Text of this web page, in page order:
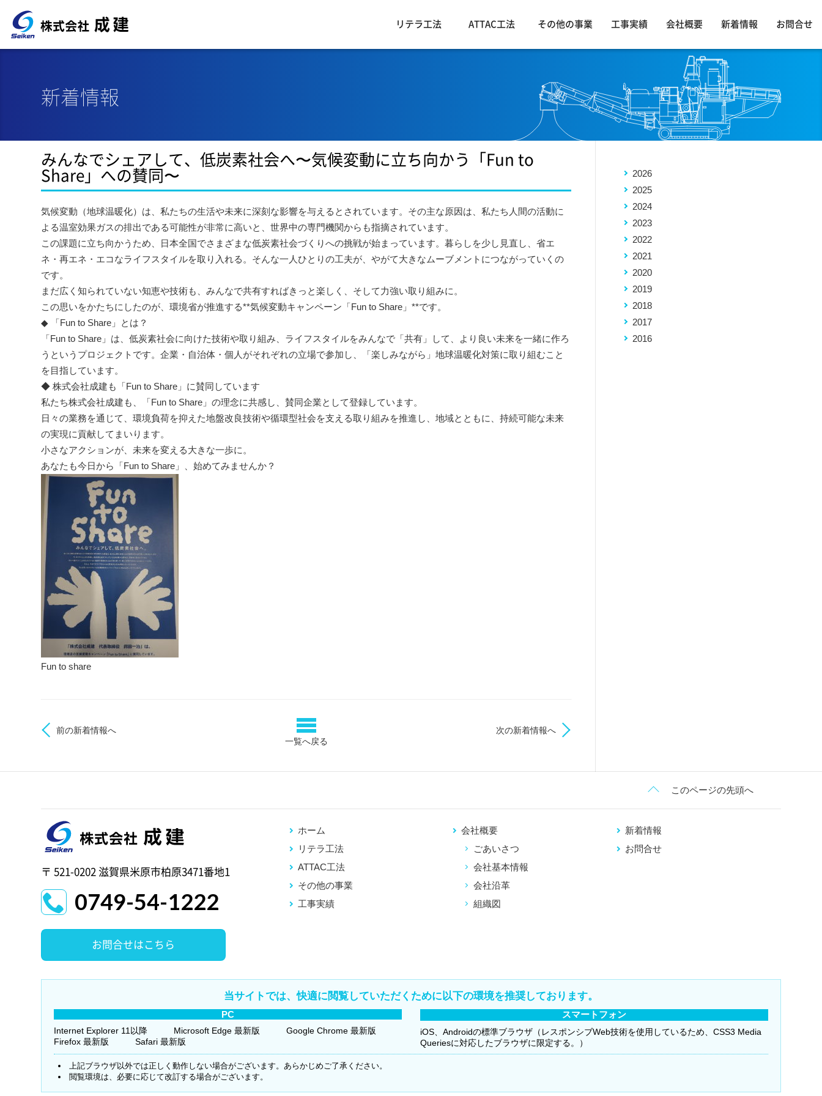
リテラ工法 ATTAC工法 その他の事業 工事実績 会社概要 新着情報 お問合せ
新着情報
みんなでシェアして、低炭素社会へ〜気候変動に立ち向かう「Fun to
Share」への賛同〜
気候変動（地球温暖化）は、私たちの生活や未来に深刻な影響を与えるとされています。その主な原因は、私たち人間の活動に
よる温室効果ガスの排出である可能性が非常に高いと、世界中の専門機関からも指摘されています。
この課題に立ち向かうため、日本全国でさまざまな低炭素社会づくりへの挑戦が始まっています。暮らしを少し見直し、省エ
ネ・再エネ・エコなライフスタイルを取り入れる。そんな一人ひとりの工夫が、やがて大きなムーブメントにつながっていくの
です。
まだ広く知られていない知恵や技術も、みんなで共有すればきっと楽しく、そして力強い取り組みに。
この思いをかたちにしたのが、環境省が推進する**気候変動キャンペーン「Fun to Share」**です。
◆ 「Fun to Share」とは？
「Fun to Share」は、低炭素社会に向けた技術や取り組み、ライフスタイルをみんなで「共有」して、より良い未来を一緒に作ろ
うというプロジェクトです。企業・自治体・個人がそれぞれの立場で参加し、「楽しみながら」地球温暖化対策に取り組むこと
を目指しています。
◆ 株式会社成建も「Fun to Share」に賛同しています
私たち株式会社成建も、「Fun to Share」の理念に共感し、賛同企業として登録しています。
日々の業務を通じて、環境負荷を抑えた地盤改良技術や循環型社会を支える取り組みを推進し、地域とともに、持続可能な未来
の実現に貢献してまいります。
小さなアクションが、未来を変える大きな一歩に。
あなたも今日から「Fun to Share」、始めてみませんか？
Fun to share
前の新着情報へ
次の新着情報へ
一覧へ戻る
2026
2025
2024
2023
2022
2021
2020
2019
2018
2017
2016
このページの先頭へ
〒 521-0202 滋賀県米原市柏原3471番地1
0749-54-1222
お問合せはこちら
ホーム
リテラ工法
ATTAC工法
その他の事業
工事実績
会社概要
ごあいさつ
会社基本情報
会社沿革
組織図
新着情報
お問合せ
当サイトでは、快適に閲覧していただくために以下の環境を推奨しております。
PC
Internet Explorer 11以降 Microsoft Edge 最新版
Google Chrome 最新版
Firefox 最新版
Safari 最新版
スマートフォン
iOS、Androidの標準ブラウザ（レスポンシブWeb技術を使用しているため、CSS3 Media
Queriesに対応したブラウザに限定する。）
上記ブラウザ以外では正しく動作しない場合がございます。あらかじめご了承ください。
閲覧環境は、必要に応じて改訂する場合がございます。